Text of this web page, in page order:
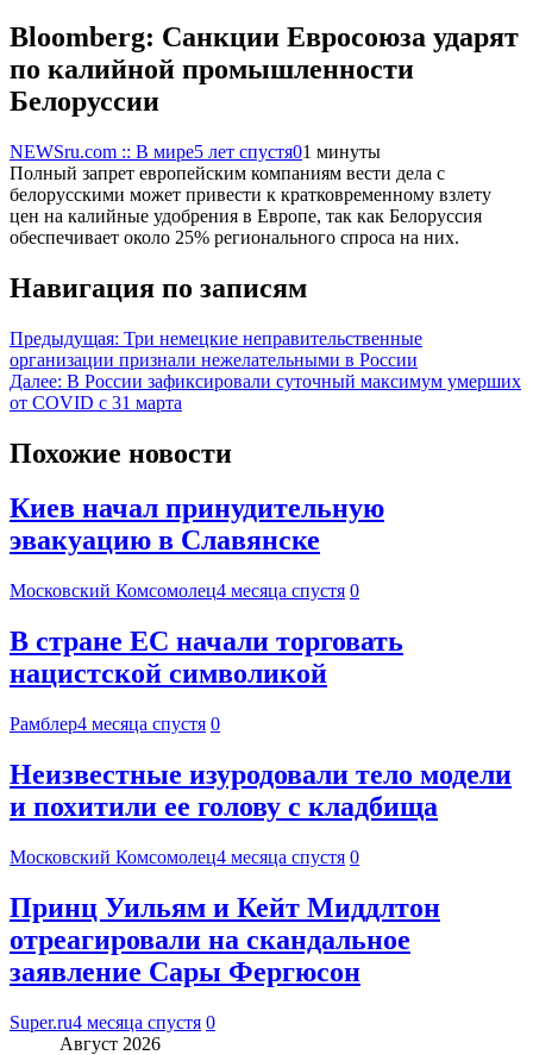
Bloomberg: Санкции Евросоюза ударят
по калийной промышленности
Белоруссии
NEWSru.com :: В мире5 лет спустя01 минуты
Полный запрет европейским компаниям вести дела с
белорусскими может привести к кратковременному взлету
цен на калийные удобрения в Европе, так как Белоруссия
обеспечивает около 25% регионального спроса на них.
Навигация по записям
Предыдущая: Три немецкие неправительственные
организации признали нежелательными в России
Далее: В России зафиксировали суточный максимум умерших
от COVID с 31 марта
Похожие новости
Киев начал принудительную
эвакуацию в Славянске
Московский Комсомолец4 месяца спустя 0
В стране ЕС начали торговать
нацистской символикой
Рамблер4 месяца спустя 0
Неизвестные изуродовали тело модели
и похитили ее голову с кладбища
Московский Комсомолец4 месяца спустя 0
Принц Уильям и Кейт Миддлтон
отреагировали на скандальное
заявление Сары Фергюсон
Super.ru4 месяца спустя 0
Август 2026